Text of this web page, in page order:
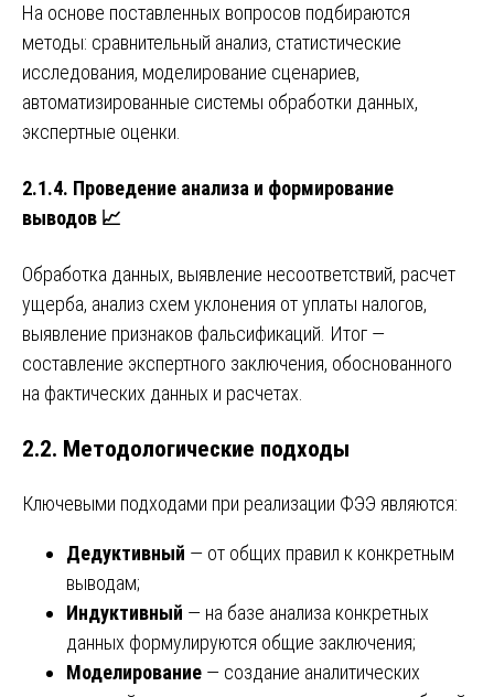
На основе поставленных вопросов подбираются
методы: сравнительный анализ, статистические
исследования, моделирование сценариев,
автоматизированные системы обработки данных,
экспертные оценки.
2.1.4. Проведение анализа и формирование
выводов 📈
Обработка данных, выявление несоответствий, расчет
ущерба, анализ схем уклонения от уплаты налогов,
выявление признаков фальсификаций. Итог —
составление экспертного заключения, обоснованного
на фактических данных и расчетах.
2.2. Методологические подходы
Ключевыми подходами при реализации ФЭЭ являются:
Дедуктивный — от общих правил к конкретным
выводам;
Индуктивный — на базе анализа конкретных
данных формулируются общие заключения;
Моделирование — создание аналитических